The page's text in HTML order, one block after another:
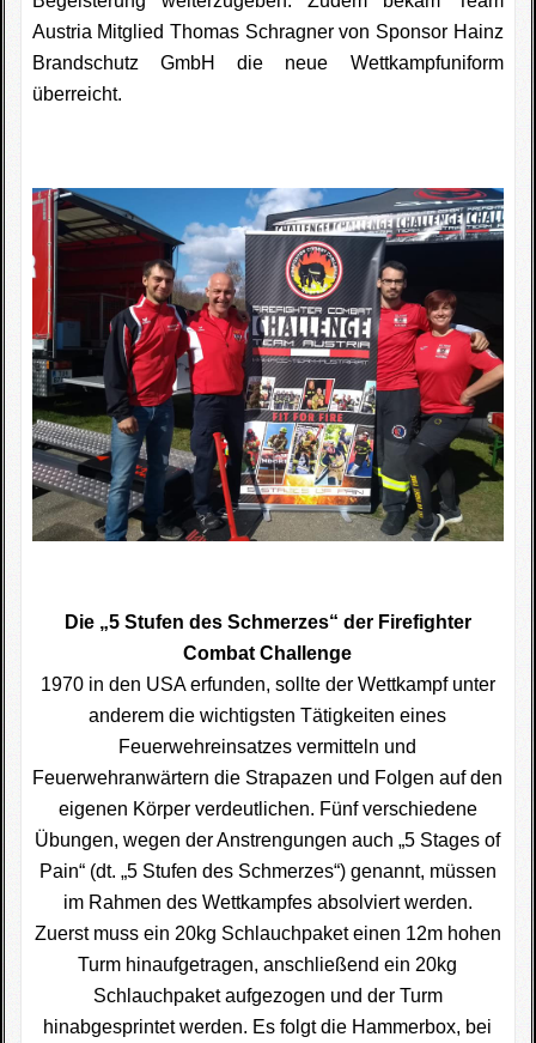
Austria Mitglied Thomas Schragner von Sponsor Hainz
Brandschutz GmbH die neue Wettkampfuniform
überreicht.
Die „5 Stufen des Schmerzes“ der Firefighter
Combat Challenge
1970 in den USA erfunden, sollte der Wettkampf unter
anderem die wichtigsten Tätigkeiten eines
Feuerwehreinsatzes vermitteln und
Feuerwehranwärtern die Strapazen und Folgen auf den
eigenen Körper verdeutlichen. Fünf verschiedene
Übungen, wegen der Anstrengungen auch „5 Stages of
Pain“ (dt. „5 Stufen des Schmerzes“) genannt, müssen
im Rahmen des Wettkampfes absolviert werden.
Zuerst muss ein 20kg Schlauchpaket einen 12m hohen
Turm hinaufgetragen, anschließend ein 20kg
Schlauchpaket aufgezogen und der Turm
hinabgesprintet werden. Es folgt die Hammerbox, bei